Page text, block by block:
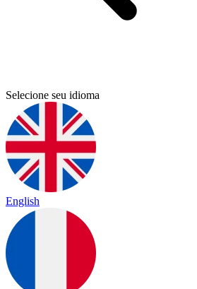
Selecione seu idioma
English